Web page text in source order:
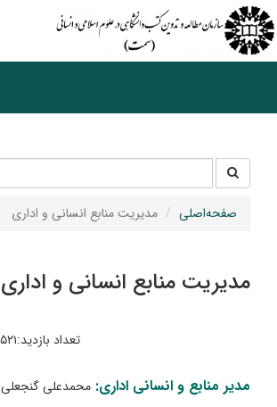
جستجو
در
سایت
صفحه‌اصلی مدیریت منابع انسانی و اداری
مدیریت منابع انسانی و اداری
تعداد بازدید:۳۵۲۱
مدیر منابع و انسانی اداری: محمدعلی گنجعلی